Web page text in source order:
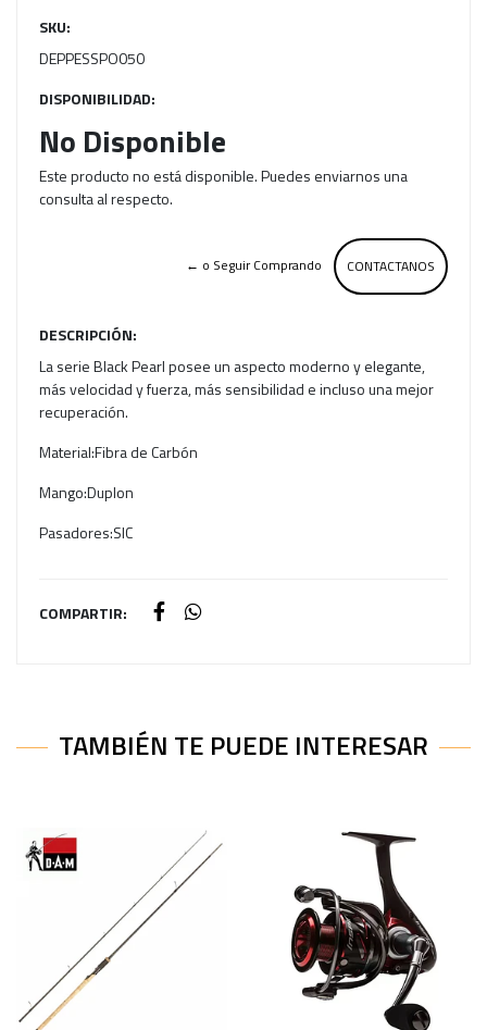
SKU:
DEPPESSPO050
DISPONIBILIDAD:
No Disponible
Este producto no está disponible. Puedes enviarnos una
consulta al respecto.
CONTACTANOS
← o Seguir Comprando
DESCRIPCIÓN:
​La serie Black Pearl posee un aspecto moderno y elegante,
más velocidad y fuerza, más sensibilidad e incluso una mejor
recuperación.
Material:Fibra de Carbón
Mango:Duplon
Pasadores:SIC
COMPARTIR:
TAMBIÉN TE PUEDE INTERESAR